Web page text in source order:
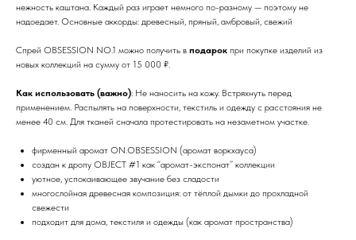
нежность каштана. Каждый раз играет немного по-разному — поэтому не
надоедает. Основные аккорды: древесный, пряный, амбровый, свежий
Спрей OBSESSION NO.1 можно получить в подарок при покупке изделий из
новых коллекций на сумму от 15 000 ₽.
Как использовать (важно): Не наносить на кожу. Встряхнуть перед
применением. Распылять на поверхности, текстиль и одежду с расстояния не
менее 40 см. Для тканей сначала протестировать на незаметном участке.
фирменный аромат ON.OBSESSION (аромат воркхауса)
создан к дропу OBJECT #1 как “аромат-экспонат” коллекции
уютное, успокаивающее звучание без сладости
многослойная древесная композиция: от тёплой дымки до прохладной
свежести
подходит для дома, текстиля и одежды (как аромат пространства)